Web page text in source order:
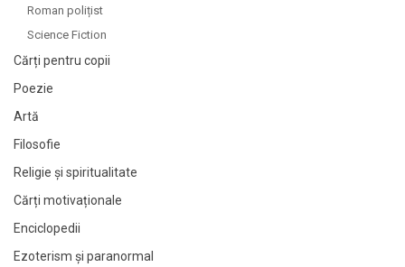
Roman polițist
Science Fiction
Cărți pentru copii
Poezie
Artă
Filosofie
Religie și spiritualitate
Cărți motivaționale
Enciclopedii
Ezoterism și paranormal